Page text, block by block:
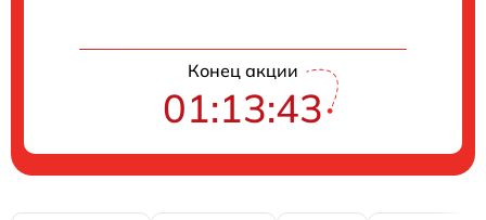
Конец акции
01:13:42